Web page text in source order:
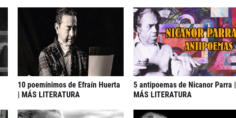
10 poemínimos de Efraín Huerta
| MÁS LITERATURA
5 antipoemas de Nicanor Parra |
MÁS LITERATURA